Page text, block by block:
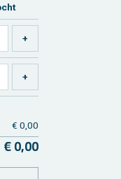
€ 0,00
€ 0,00